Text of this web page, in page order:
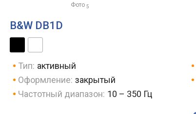
Фото 5
B&W DB1D
Тип: активный
Оформление: закрытый
Частотный диапазон: 10 – 350 Гц